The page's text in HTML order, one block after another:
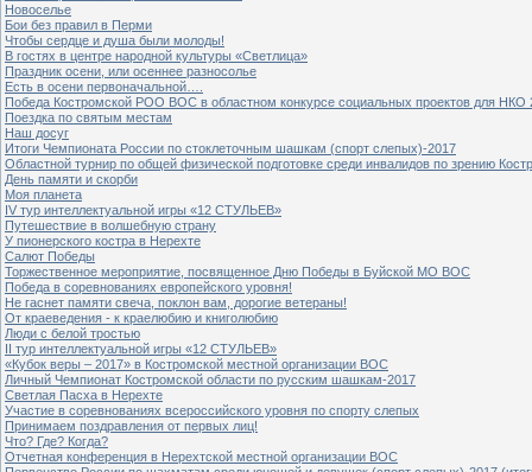
Новоселье
Бои без правил в Перми
Чтобы сердце и душа были молоды!
В гостях в центре народной культуры «Светлица»
Праздник осени, или осеннее разносолье
Есть в осени первоначальной….
Победа Костромской РОО ВОС в областном конкурсе социальных проектов для НКО
Поездка по святым местам
Наш досуг
Итоги Чемпионата России по стоклеточным шашкам (спорт слепых)-2017
Областной турнир по общей физической подготовке среди инвалидов по зрению
День памяти и скорби
Моя планета
IV тур интеллектуальной игры «12 СТУЛЬЕВ»
Путешествие в волшебную страну
У пионерского костра в Нерехте
Салют Победы
Торжественное мероприятие, посвященное Дню Победы в Буйской МО ВОС
Победа в соревнованиях европейского уровня!
Не гаснет памяти свеча, поклон вам, дорогие ветераны!
От краеведения - к краелюбию и книголюбию
Люди с белой тростью
II тур интеллектуальной игры «12 СТУЛЬЕВ»
«Кубок веры – 2017» в Костромской местной организации ВОС
Личный Чемпионат Костромской области по русским шашкам-2017
Светлая Пасха в Нерехте
Участие в соревнованиях всероссийского уровня по спорту слепых
Принимаем поздравления от первых лиц!
Что? Где? Когда?
Отчетная конференция в Нерехтской местной организации ВОС